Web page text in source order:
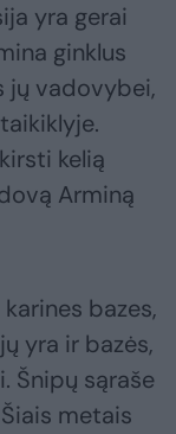
yra gerai
ginklus
jų vadovybei,
kelią
Arminą
bazes,
yra ir bazės,
Šnipų sąraše
metais